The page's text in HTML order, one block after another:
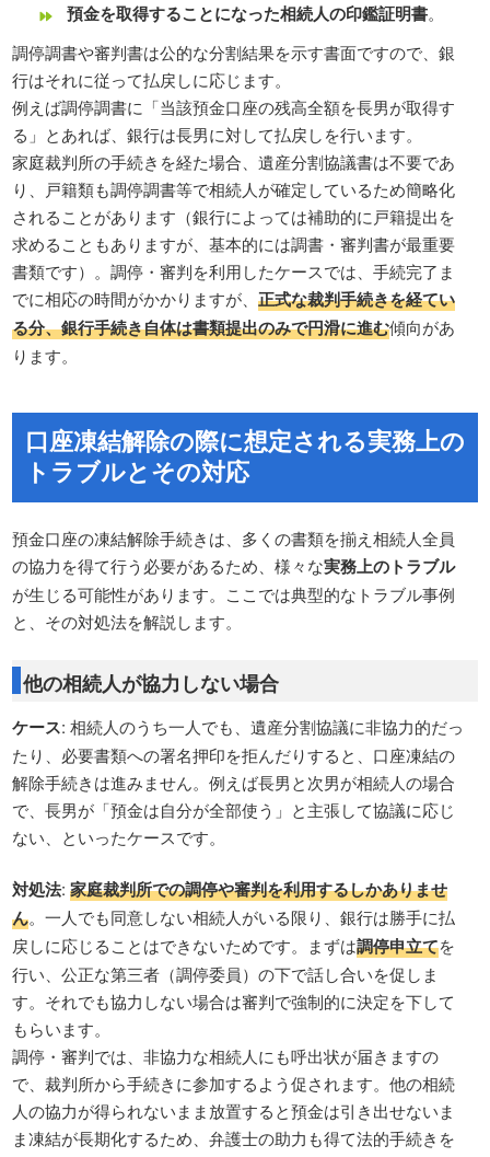
預金を取得することになった相続人の印鑑証明書。
調停調書や審判書は公的な分割結果を示す書面ですので、銀
行はそれに従って払戻しに応じます。
例えば調停調書に「当該預金口座の残高全額を長男が取得す
る」とあれば、銀行は長男に対して払戻しを行います。
家庭裁判所の手続きを経た場合、遺産分割協議書は不要であ
り、戸籍類も調停調書等で相続人が確定しているため簡略化
されることがあります（銀行によっては補助的に戸籍提出を
求めることもありますが、基本的には調書・審判書が最重要
書類です）。調停・審判を利用したケースでは、手続完了ま
でに相応の時間がかかりますが、正式な裁判手続きを経てい
る分、銀行手続き自体は書類提出のみで円滑に進む傾向があ
ります。
口座凍結解除の際に想定される実務上の
トラブルとその対応
預金口座の凍結解除手続きは、多くの書類を揃え相続人全員
の協力を得て行う必要があるため、様々な実務上のトラブル
が生じる可能性があります。ここでは典型的なトラブル事例
と、その対処法を解説します。
他の相続人が協力しない場合
ケース: 相続人のうち一人でも、遺産分割協議に非協力的だっ
たり、必要書類への署名押印を拒んだりすると、口座凍結の
解除手続きは進みません。例えば長男と次男が相続人の場合
で、長男が「預金は自分が全部使う」と主張して協議に応じ
ない、といったケースです。
対処法:家庭裁判所での調停や審判を利用するしかありませ
ん。一人でも同意しない相続人がいる限り、銀行は勝手に払
戻しに応じることはできないためです。まずは調停申立てを
行い、公正な第三者（調停委員）の下で話し合いを促しま
す。それでも協力しない場合は審判で強制的に決定を下して
もらいます。
調停・審判では、非協力な相続人にも呼出状が届きますの
で、裁判所から手続きに参加するよう促されます。他の相続
人の協力が得られないまま放置すると預金は引き出せないま
ま凍結が長期化するため、弁護士の助力も得て法的手続きを